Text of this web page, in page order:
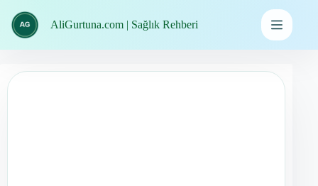
geç
AliGurtuna.com | Sağlık Rehberi